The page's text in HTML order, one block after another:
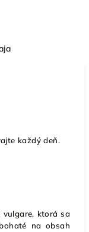
každý deň.
ktorá sa
na obsah